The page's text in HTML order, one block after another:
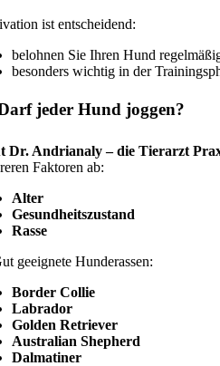
ist entscheidend:
belohnen Sie Ihren Hund
besonders wichtig in der
jeder Hund joggen?
Dr. Andrianaly – die Tierarzt
Faktoren ab:
Alter
Gesundheitszustand
Rasse
geeignete Hunderassen:
Border Collie
Labrador
Golden Retriever
Australian Shepherd
Dalmatiner